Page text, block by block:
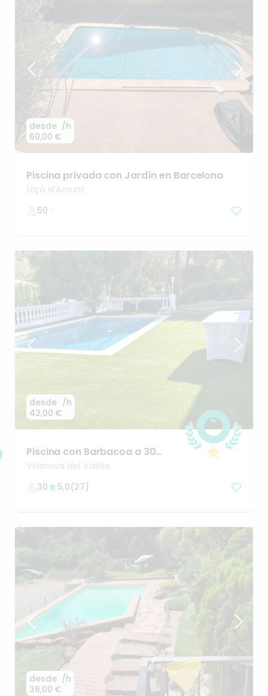
desde
60,00 €
/h
Piscina privada con Jardín en Barcelona
Lliçà d'Amunt
50
desde
42,00 €
/h
Piscina con Barbacoa a 30
minutos de Barcelona
Vilanova del Vallès
30
5,0(27)
desde
36,00 €
/h